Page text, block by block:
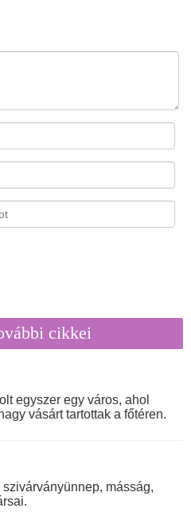
cikkei
egyszer egy város, ahol
vásárt tartottak a főtéren.
másság,